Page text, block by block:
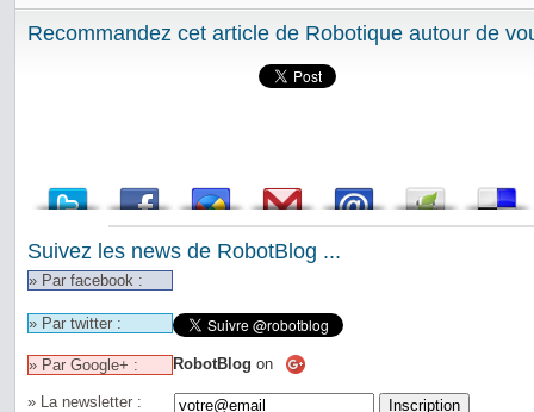
Recommandez cet article de Robotique autour de
Suivez les news de RobotBlog ...
» Par facebook :
» Par twitter :
» Par Google+ : RobotBlog on
» La newsletter :